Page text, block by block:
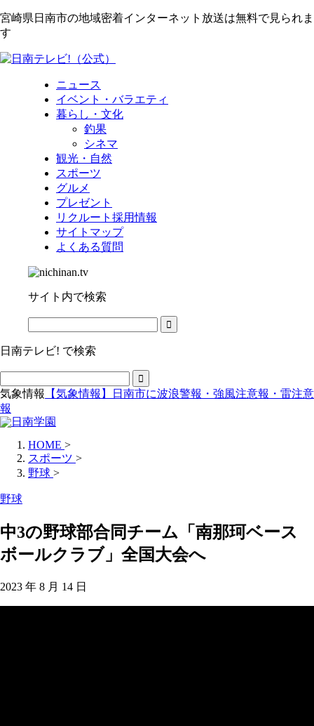
宮崎県日南市の地域密着インターネット放送は無料で見られま
す
ニュース
イベント・バラエティ
暮らし・文化
釣果
シネマ
観光・自然
スポーツ
グルメ
プレゼント
リクルート採用情報
サイトマップ
よくある質問
サイト内で検索
日南テレビ! で検索
気象情報
【気象情報】日南市に波浪警報・強風注意報・雷注意
報
HOME >
スポーツ >
野球 >
野球
中3の野球部合同チーム「南那珂ベース
ボールクラブ」全国大会へ
2023 年 8 月 14 日